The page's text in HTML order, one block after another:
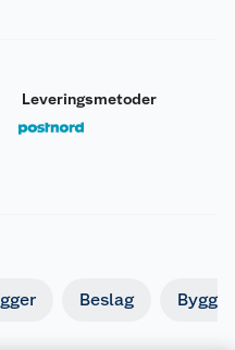
Leveringsmetoder
Beslag